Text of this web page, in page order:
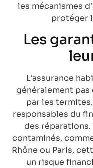
les mécanismes
protéger
Les
L'assurance
généralement pas
par les
responsables du
des réparations.
contaminés,
Rhône ou Paris,
un risque